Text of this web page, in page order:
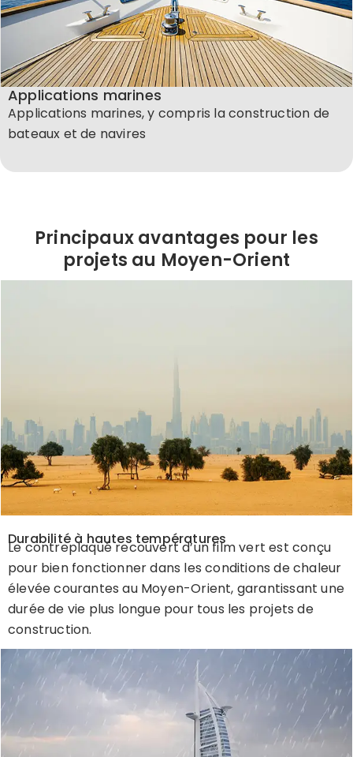
Applications marines
Applications marines, y compris la construction de
bateaux et de navires
Principaux avantages pour les
projets au Moyen-Orient
Durabilité à hautes températures
Lecontreplaqué recouvert d’un film vert est conçu
pour bien fonctionner dans les conditions de chaleur
élevée courantes au Moyen-Orient, garantissant une
durée de vie plus longue pour tous les projets de
construction.